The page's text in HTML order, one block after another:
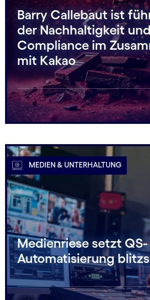
Barry Callebaut ist
der Nachhaltigkeit
Compliance im
mit Kakao
MEDIEN & UNTERHALTUNG
Medienriese setzt QS-
Automatisierung